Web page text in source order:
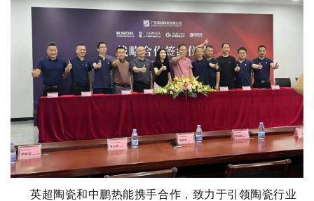
英超陶瓷和中鹏热能携手合作，致力于引领陶瓷行业